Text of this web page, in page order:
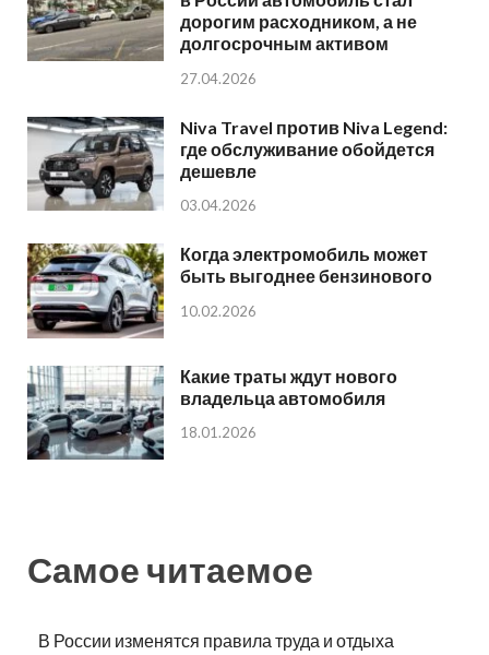
дорогим расходником, а не
долгосрочным активом
27.04.2026
Niva Travel против Niva Legend:
где обслуживание обойдется
дешевле
03.04.2026
Когда электромобиль может
быть выгоднее бензинового
10.02.2026
Какие траты ждут нового
владельца автомобиля
18.01.2026
Самое читаемое
В России изменятся правила труда и отдыха